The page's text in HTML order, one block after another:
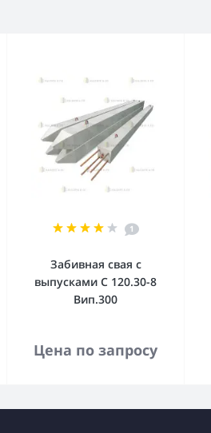
1
Забивная свая с
выпусками С 120.30-8
Вип.300
Цена по запросу